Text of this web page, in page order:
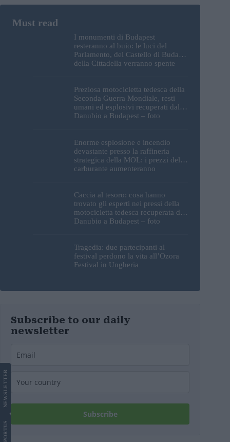
I monumenti di Budapest
resteranno al buio: le luci del
Parlamento, del Castello di Buda e
della Cittadella verranno spente
Preziosa motocicletta tedesca della
Seconda Guerra Mondiale, resti
umani ed esplosivi recuperati dal
Danubio a Budapest – foto
Enorme esplosione e incendio
devastante presso la raffineria
strategica della MOL: i prezzi del
carburante aumenteranno
Caccia al tesoro: cosa hanno
trovato gli esperti nei pressi della
motocicletta tedesca recuperata dal
Danubio a Budapest – foto
Tragedia: due partecipanti al
festival perdono la vita all’Ozora
Festival in Ungheria
Subscribe to our daily
newsletter
Subscribe
US
NEWS
LETTER